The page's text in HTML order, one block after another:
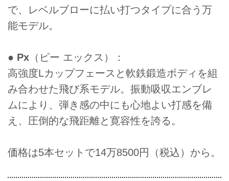
で、レベルブローに払い打つタイプに合う万
能モデル。
● Px （ピー エックス）：
高強度Lカップフェースと軟鉄鍛造ボディを組
み合わせた飛び系モデル。振動吸収エンブレ
ムにより、弾き感の中にも心地よい打感を備
え、圧倒的な飛距離と寛容性を誇る。
価格は5本セットで14万8500円（税込）から。